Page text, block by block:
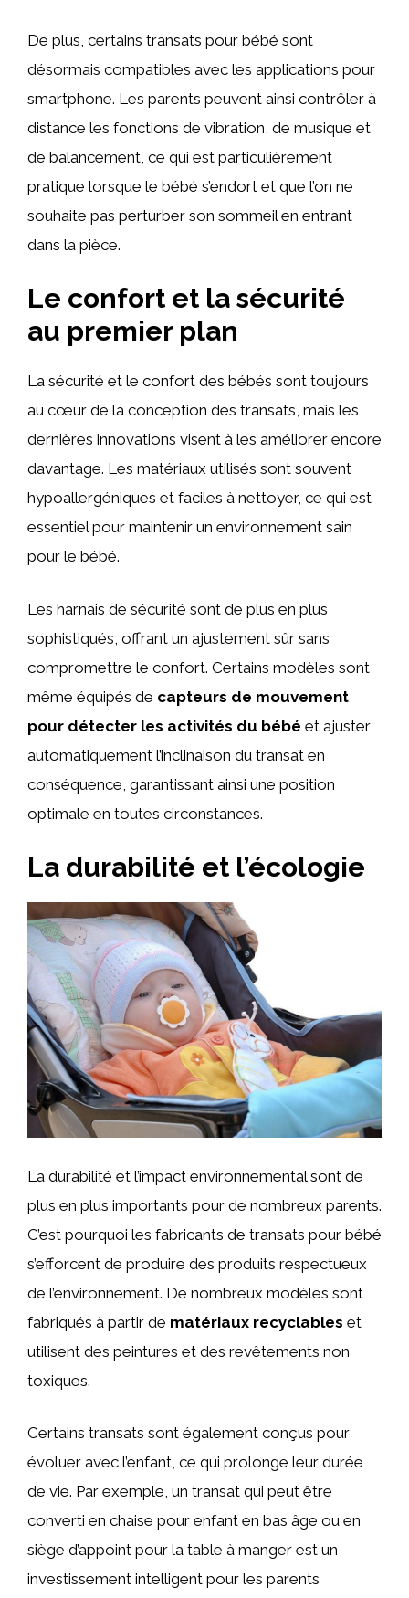
De plus, certains transats pour bébé sont
désormais compatibles avec les applications pour
smartphone. Les parents peuvent ainsi contrôler à
distance les fonctions de vibration, de musique et
de balancement, ce qui est particulièrement
pratique lorsque le bébé s’endort et que l’on ne
souhaite pas perturber son sommeil en entrant
dans la pièce.
Le confort et la sécurité
au premier plan
La sécurité et le confort des bébés sont toujours
au cœur de la conception des transats, mais les
dernières innovations visent à les améliorer encore
davantage. Les matériaux utilisés sont souvent
hypoallergéniques et faciles à nettoyer, ce qui est
essentiel pour maintenir un environnement sain
pour le bébé.
Les harnais de sécurité sont de plus en plus
sophistiqués, offrant un ajustement sûr sans
compromettre le confort. Certains modèles sont
même équipés de capteurs de mouvement
pour détecter les activités du bébé et ajuster
automatiquement l’inclinaison du transat en
conséquence, garantissant ainsi une position
optimale en toutes circonstances.
La durabilité et l’écologie
La durabilité et l’impact environnemental sont de
plus en plus importants pour de nombreux parents.
C’est pourquoi les fabricants de transats pour bébé
s’efforcent de produire des produits respectueux
de l’environnement. De nombreux modèles sont
fabriqués à partir de matériaux recyclables et
utilisent des peintures et des revêtements non
toxiques.
Certains transats sont également conçus pour
évoluer avec l’enfant, ce qui prolonge leur durée
de vie. Par exemple, un transat qui peut être
converti en chaise pour enfant en bas âge ou en
siège d’appoint pour la table à manger est un
investissement intelligent pour les parents